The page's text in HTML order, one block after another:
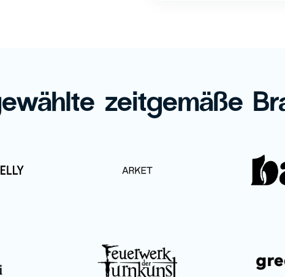
zeitgemäße